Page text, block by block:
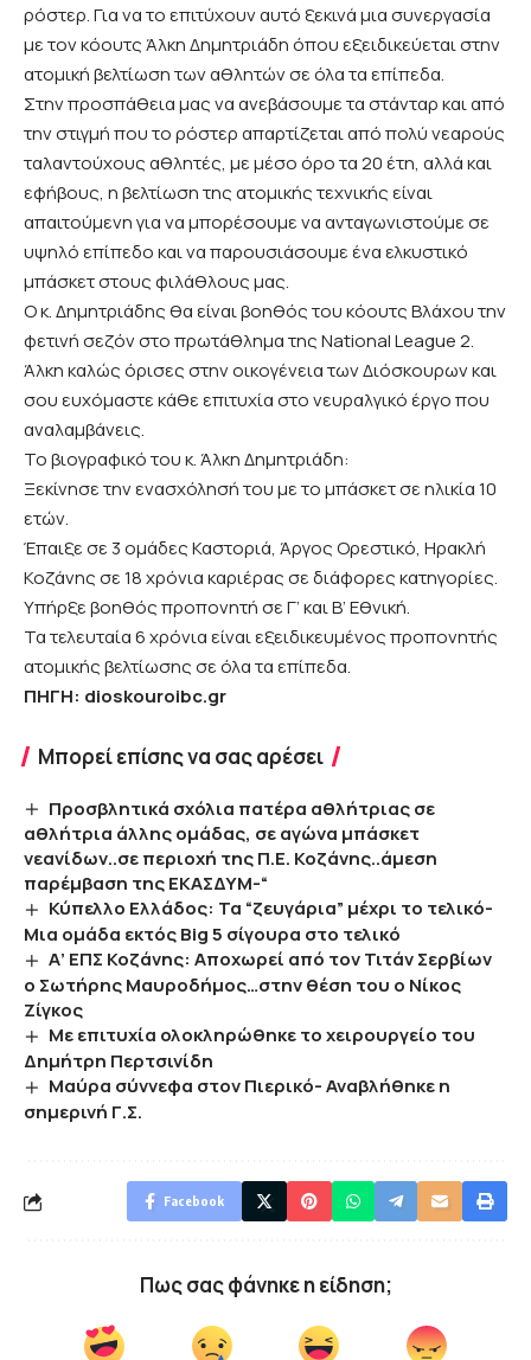
ρόστερ. Για να το επιτύχουν αυτό ξεκινά μια συνεργασία
με τον κόουτς Άλκη Δημητριάδη όπου εξειδικεύεται στην
ατομική βελτίωση των αθλητών σε όλα τα επίπεδα.
Στην προσπάθεια μας να ανεβάσουμε τα στάνταρ και από
την στιγμή που το ρόστερ απαρτίζεται από πολύ νεαρούς
ταλαντούχους αθλητές, με μέσο όρο τα 20 έτη, αλλά και
εφήβους, η βελτίωση της ατομικής τεχνικής είναι
απαιτούμενη για να μπορέσουμε να ανταγωνιστούμε σε
υψηλό επίπεδο και να παρουσιάσουμε ένα ελκυστικό
μπάσκετ στους φιλάθλους μας.
Ο κ. Δημητριάδης θα είναι βοηθός του κόουτς Βλάχου την
φετινή σεζόν στο πρωτάθλημα της National League 2.
Άλκη καλώς όρισες στην οικογένεια των Διόσκουρων και
σου ευχόμαστε κάθε επιτυχία στο νευραλγικό έργο που
αναλαμβάνεις.
Το βιογραφικό του κ. Άλκη Δημητριάδη:
Ξεκίνησε την ενασχόλησή του με το μπάσκετ σε ηλικία 10
ετών.
Έπαιξε σε 3 ομάδες Καστοριά, Άργος Ορεστικό, Ηρακλή
Κοζάνης σε 18 χρόνια καριέρας σε διάφορες κατηγορίες.
Υπήρξε βοηθός προπονητή σε Γ’ και Β’ Εθνική.
Τα τελευταία 6 χρόνια είναι εξειδικευμένος προπονητής
ατομικής βελτίωσης σε όλα τα επίπεδα.
ΠΗΓΗ: dioskouroibc.gr
Μπορεί επίσης να σας αρέσει
Προσβλητικά σχόλια πατέρα αθλήτριας σε
αθλήτρια άλλης ομάδας, σε αγώνα μπάσκετ
νεανίδων..σε περιοχή της Π.Ε. Κοζάνης..άμεση
παρέμβαση της ΕΚΑΣΔΥΜ-“
Κύπελλο Ελλάδος: Τα “ζευγάρια” μέχρι το τελικό-
Μια ομάδα εκτός Big 5 σίγουρα στο τελικό
Α’ ΕΠΣ Κοζάνης: Αποχωρεί από τον Τιτάν Σερβίων
ο Σωτήρης Μαυροδήμος…στην θέση του ο Νίκος
Ζίγκος
Με επιτυχία ολοκληρώθηκε το χειρουργείο του
Δημήτρη Περτσινίδη
Μαύρα σύννεφα στον Πιερικό- Αναβλήθηκε η
σημερινή Γ.Σ.
Facebook
Πως σας φάνηκε η είδηση;